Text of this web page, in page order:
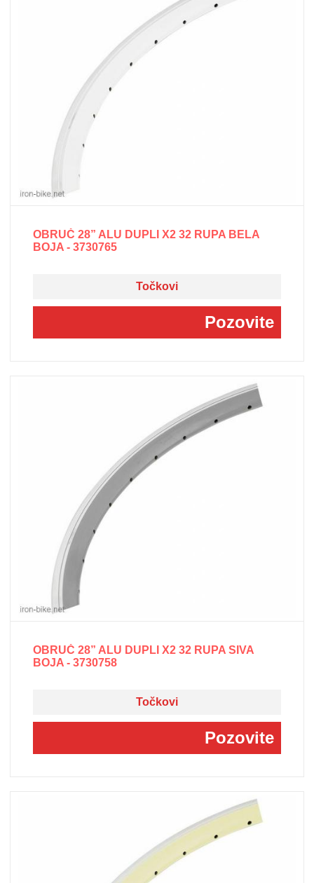
OBRUČ 28” ALU DUPLI X2 32 RUPA BELA
BOJA - 3730765
Točkovi
Pozovite
OBRUČ 28” ALU DUPLI X2 32 RUPA SIVA
BOJA - 3730758
Točkovi
Pozovite